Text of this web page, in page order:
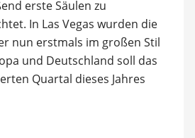
erste Säulen zu
In Las Vegas wurden die
nun erstmals im großen Stil
und Deutschland soll das
Quartal dieses Jahres